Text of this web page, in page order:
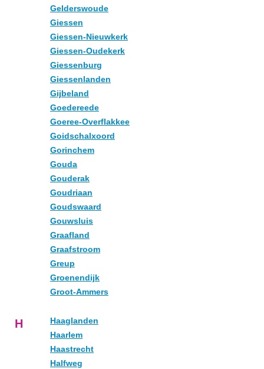
Gelderswoude
Giessen
Giessen-Nieuwkerk
Giessen-Oudekerk
Giessenburg
Giessenlanden
Gijbeland
Goedereede
Goeree-Overflakkee
Goidschalxoord
Gorinchem
Gouda
Gouderak
Goudriaan
Goudswaard
Gouwsluis
Graafland
Graafstroom
Greup
Groenendijk
Groot-Ammers
H
Haaglanden
Haarlem
Haastrecht
Halfweg